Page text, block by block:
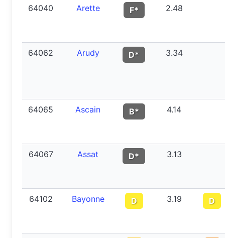
64040 Arette F* 2.48
64062 Arudy D* 3.34
64065 Ascain B* 4.14
64067 Assat D* 3.13
64102 Bayonne D 3.19 D